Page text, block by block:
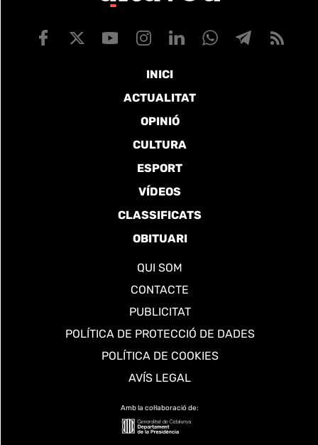
INICI
ACTUALITAT
OPINIÓ
CULTURA
ESPORT
VÍDEOS
CLASSIFICATS
OBITUARI
QUI SOM
CONTACTE
PUBLICITAT
POLÍTICA DE PROTECCIÓ DE DADES
POLÍTICA DE COOKIES
AVÍS LEGAL
Amb la col·laboració de: